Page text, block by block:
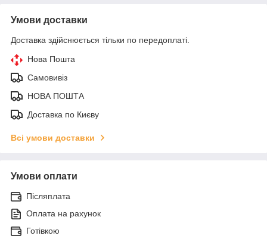
Умови доставки
Доставка здійснюється тільки по передоплаті.
Нова Пошта
Самовивіз
НОВА ПОШТА
Доставка по Києву
Всі умови доставки
Умови оплати
Післяплата
Оплата на рахунок
Готівкою